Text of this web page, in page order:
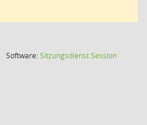
Software:SitzungsdienstSession(Wird in